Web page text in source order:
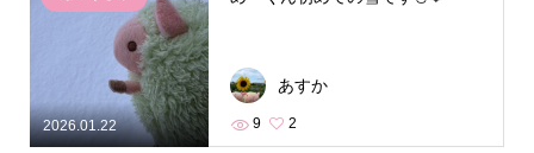
2026.01.22
あすか
9 2